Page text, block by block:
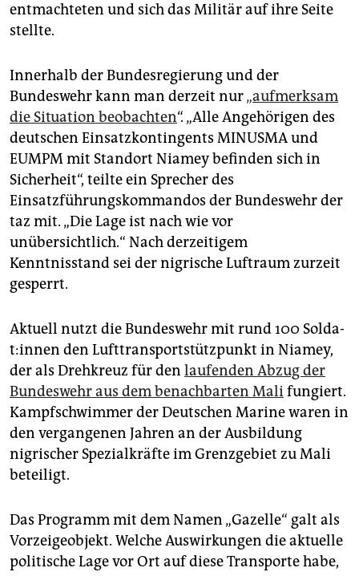
entmachteten und sich das Militär auf ihre Seite
stellte.
Innerhalb der Bundesregierung und der
Bundeswehr kann man derzeit nur„aufmerksam
die Situation beobachten“. „Alle Angehörigen des
deutschen Einsatzkontingents MINUSMA und
EUMPM mit Standort Niamey befinden sich in
Sicherheit“, teilte ein Sprecher des
Einsatzführungskommandos der Bundeswehr der
taz mit. „Die Lage ist nach wie vor
unübersichtlich.“ Nach derzeitigem
Kenntnisstand sei der nigrische Luftraum zurzeit
gesperrt.
Aktuell nutzt die Bundeswehr mit rund 100 Sol­da­
t:in­nen den Lufttransportstützpunkt in Niamey,
der als Drehkreuz für den laufenden Abzug der
Bundeswehr aus dem benachbarten Malifungiert.
Kampfschwimmer der Deutschen Marine waren in
den vergangenen Jahren an der Ausbildung
nigrischer Spezialkräfte im Grenzgebiet zu Mali
beteiligt.
Das Programm mit dem Namen „Gazelle“ galt als
Vorzeigeobjekt. Welche Auswirkungen die aktuelle
politische Lage vor Ort auf diese Transporte habe,